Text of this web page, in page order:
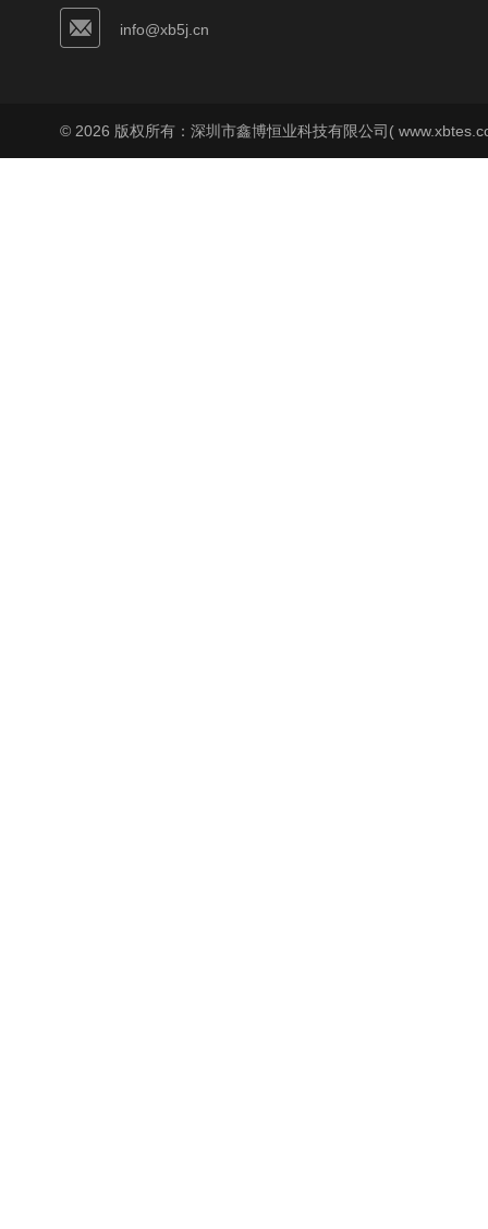
info@xb5j.cn
© 2026 版权所有：深圳市鑫博恒业科技有限公司(